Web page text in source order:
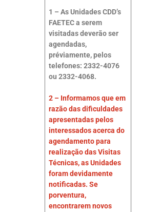
1 – As Unidades CDD’s
FAETEC a serem
visitadas deverão ser
agendadas,
préviamente, pelos
telefones: 2332-4076
ou 2332-4068.
2 – Informamos que em
razão das dificuldades
apresentadas pelos
interessados acerca do
agendamento para
realização das Visitas
Técnicas, as Unidades
foram devidamente
notificadas. Se
porventura,
encontrarem novos